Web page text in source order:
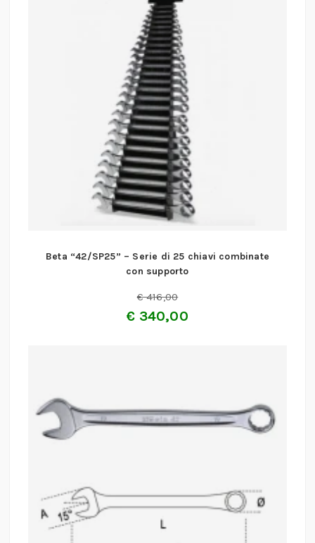
Beta “42/SP25” – Serie di 25 chiavi combinate
con supporto
€416,00
€ 340,00